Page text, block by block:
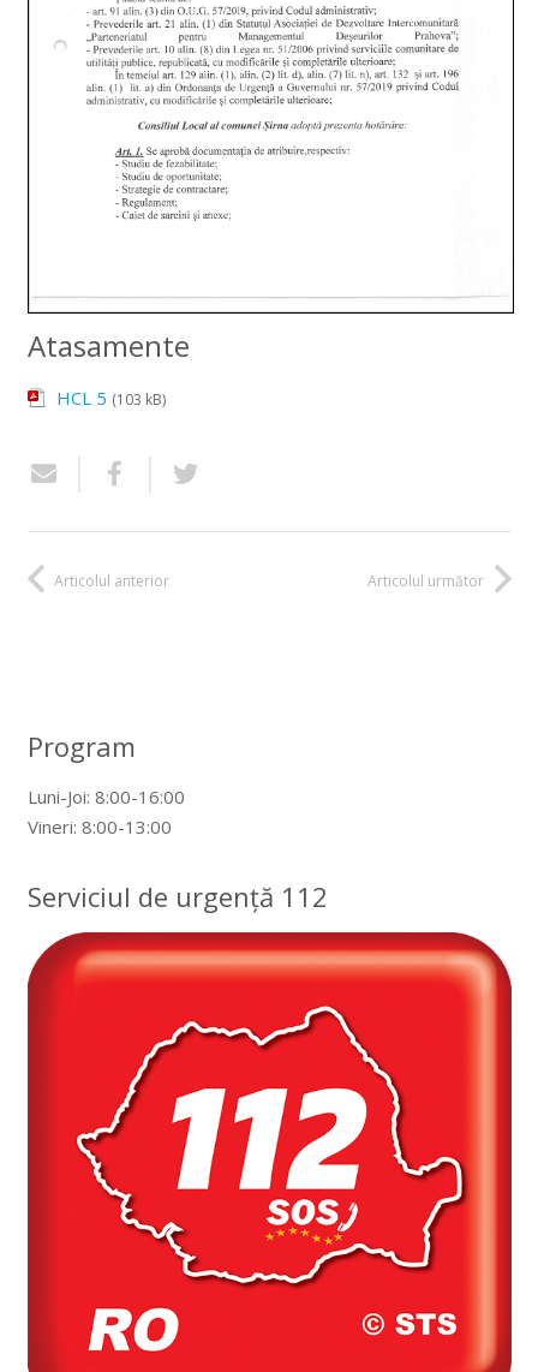
Atasamente
HCL 5 (103 kB)
Articolul anterior Articolul următor
Program
Luni-Joi: 8:00-16:00
Vineri: 8:00-13:00
Serviciul de urgență 112